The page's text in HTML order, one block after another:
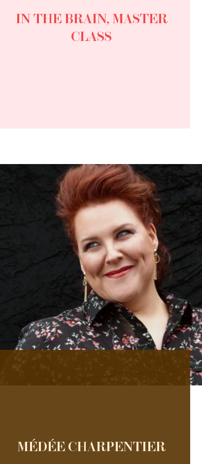
IN THE BRAIN, MASTER
CLASS
MÉDÉE CHARPENTIER